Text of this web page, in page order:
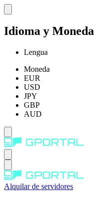
Idioma y Moneda
Lengua
Moneda
EUR
USD
JPY
GBP
AUD
Alquilar de servidores